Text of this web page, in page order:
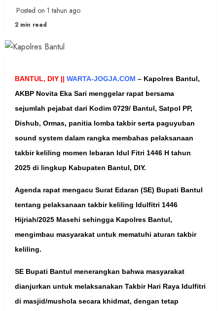
Posted on 1 tahun ago
2 min read
BANTUL, DIY || WARTA-JOGJA.COM – Kapolres Bantul,
AKBP Novita Eka Sari menggelar rapat bersama
sejumlah pejabat dari Kodim 0729/ Bantul, Satpol PP,
Dishub, Ormas, panitia lomba takbir serta paguyuban
sound system dalam rangka membahas pelaksanaan
takbir keliling momen lebaran Idul Fitri 1446 H tahun
2025 di lingkup Kabupaten Bantul, DIY.
Agenda rapat mengacu Surat Edaran (SE) Bupati Bantul
tentang pelaksanaan takbir keliling Idulfitri 1446
Hijriah/2025 Masehi sehingga Kapolres Bantul,
mengimbau masyarakat untuk mematuhi aturan takbir
keliling.
SE Bupati Bantul menerangkan bahwa masyarakat
dianjurkan untuk melaksanakan Takbir Hari Raya Idulfitri
di masjid/mushola secara khidmat, dengan tetap